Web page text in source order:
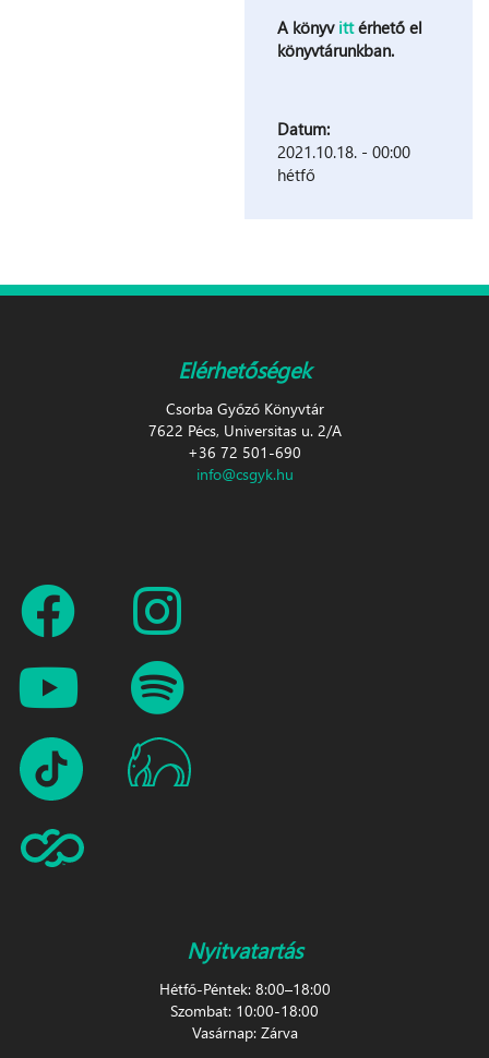
A könyv ittérhető el
könyvtárunkban.
Datum:
2021.10.18. - 00:00
hétfő
Elérhetőségek
Csorba Győző Könyvtár
7622 Pécs, Universitas u. 2/A
+36 72 501-690
info@csgyk.hu
Nyitvatartás
Hétfő-Péntek: 8:00–18:00
Szombat: 10:00-18:00
Vasárnap: Zárva